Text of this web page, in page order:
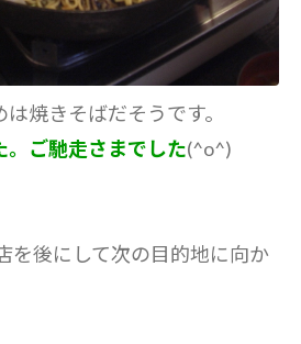
焼きそばだそうです。
。ご馳走さまでした(^o^)
を後にして次の目的地に向か